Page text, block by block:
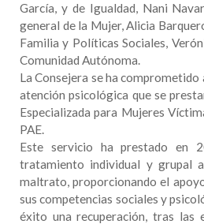
García, y de Igualdad, Nani
general de la Mujer, Alicia
Familia y Políticas Sociales,
Comunidad Autónoma.
La Consejera se ha
atención psicológica que se
Especializada para Mujeres
PAE.
Este servicio ha prestado en
tratamiento individual y grupal
maltrato, proporcionando el
sus competencias sociales y
éxito una recuperación, tras las